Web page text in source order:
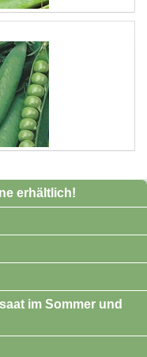
erhältlich!
im Sommer und